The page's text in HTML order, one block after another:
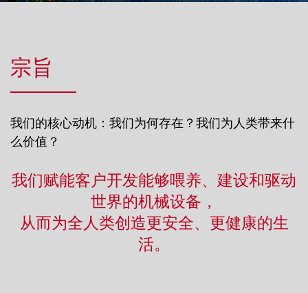
宗旨
我们的核心动机：我们为何存在？我们为人类带来什
么价值？
我们赋能客户开发能够喂养、建设和驱动
世界的机械设备，
从而为全人类创造更安全、更健康的生
活。